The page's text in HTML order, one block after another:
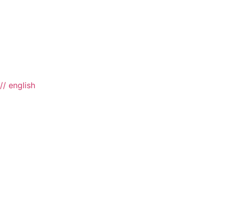
// english